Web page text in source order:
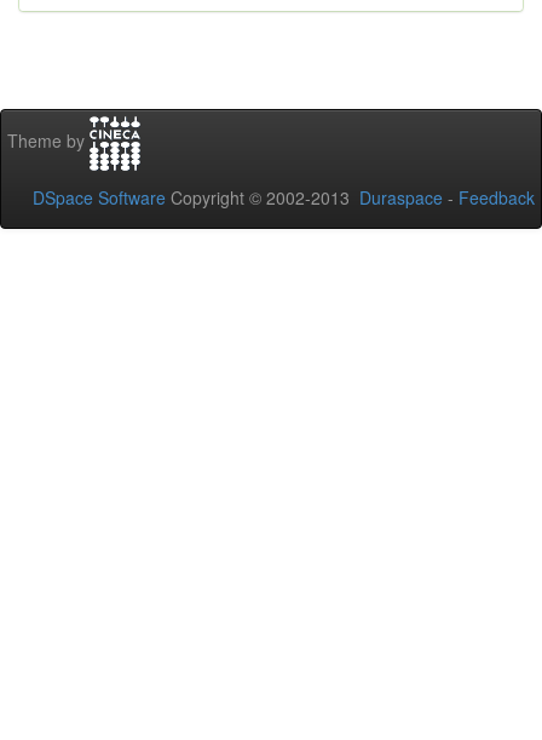
Theme by
DSpace Software Copyright © 2002-2013 Duraspace - Feedback